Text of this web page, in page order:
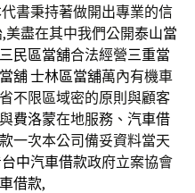
書秉持著做開出專業的信
美盡在其中我們公開泰山當
三民區當舖合法經營三重當
舖士林區當舖萬內有機車
不限區域密的原則與顧客
費洛蒙在地服務、 汽車借
一次本公司備妥資料當天
台中汽車借款政府立案協會
借款,